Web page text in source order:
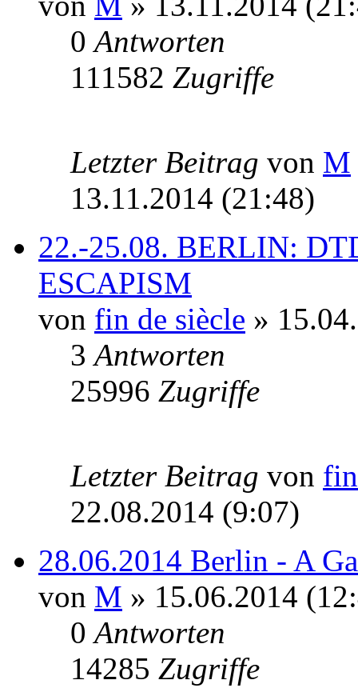
0Antworten
111582 Zugriffe
Letzter Beitrag von M
13.11.2014 (21:48)
22.-25.08. BERLIN:
ESCAPISM
von fin de siècle »
3Antworten
25996 Zugriffe
Letzter Beitrag von
22.08.2014 (9:07)
28.06.2014 Berlin - A
von M » 15.06.2014
0Antworten
14285 Zugriffe